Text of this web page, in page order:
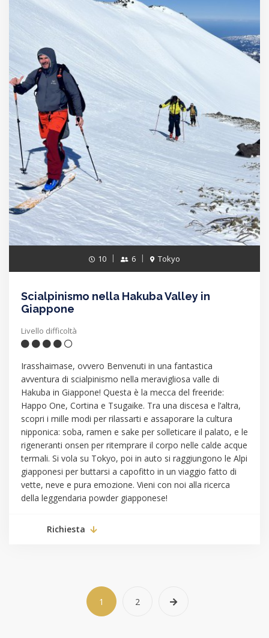
10 6 Tokyo
Scialpinismo nella Hakuba Valley in
Giappone
Livello difficoltà
Irasshaimase, ovvero Benvenuti in una fantastica
avventura di scialpinismo nella meravigliosa valle di
Hakuba in Giappone! Questa è la mecca del freeride:
Happo One, Cortina e Tsugaike. Tra una discesa e l’altra,
scopri i mille modi per rilassarti e assaporare la cultura
nipponica: soba, ramen e sake per solleticare il palato, e le
rigeneranti onsen per ritemprare il corpo nelle calde acque
termali. Si vola su Tokyo, poi in auto si raggiungono le Alpi
giapponesi per buttarsi a capofitto in un viaggio fatto di
vette, neve e pura emozione. Vieni con noi alla ricerca
della leggendaria powder giapponese!
Richiesta
1 2